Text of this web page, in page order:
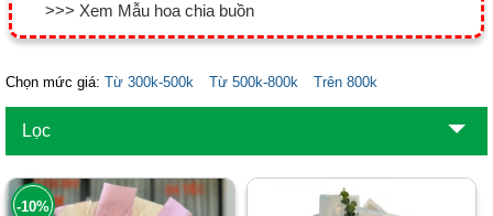
>>> Xem Mẫu hoa chia buồn
Chọn mức giá: Từ 300k-500k Từ 500k-800k Trên 800k
Lọc
-10%